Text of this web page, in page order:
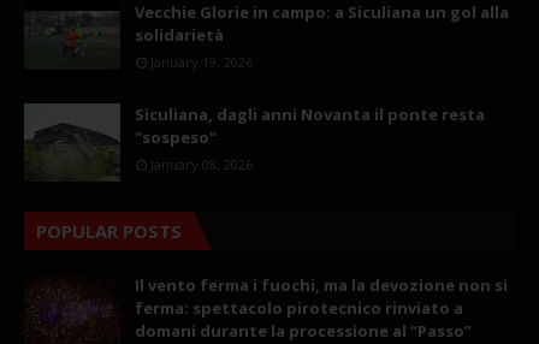
Vecchie Glorie in campo: a Siculiana un gol alla
solidarietà
January 19, 2026
Siculiana, dagli anni Novanta il ponte resta
"sospeso"
January 08, 2026
POPULAR POSTS
Il vento ferma i fuochi, ma la devozione non si
ferma: spettacolo pirotecnico rinviato a
domani durante la processione al “Passo”